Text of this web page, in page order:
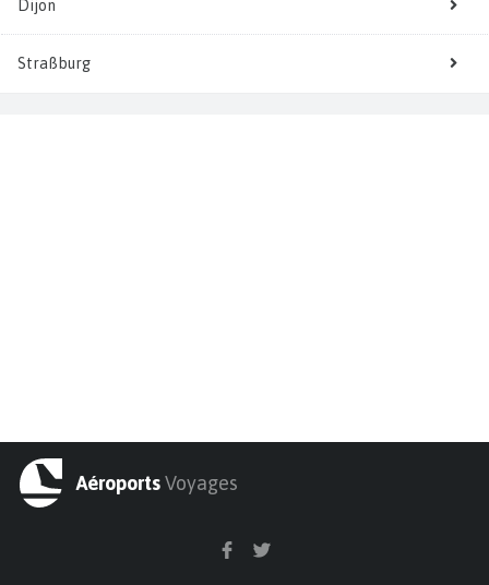
Dijon
Straßburg
AéroportsVoyages